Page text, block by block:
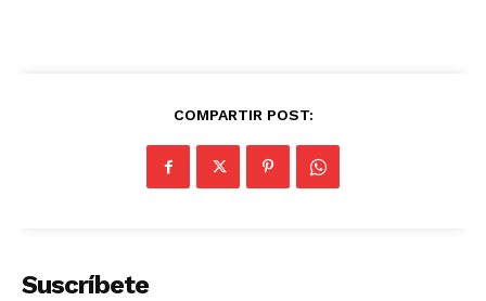
COMPARTIR POST:
Suscríbete